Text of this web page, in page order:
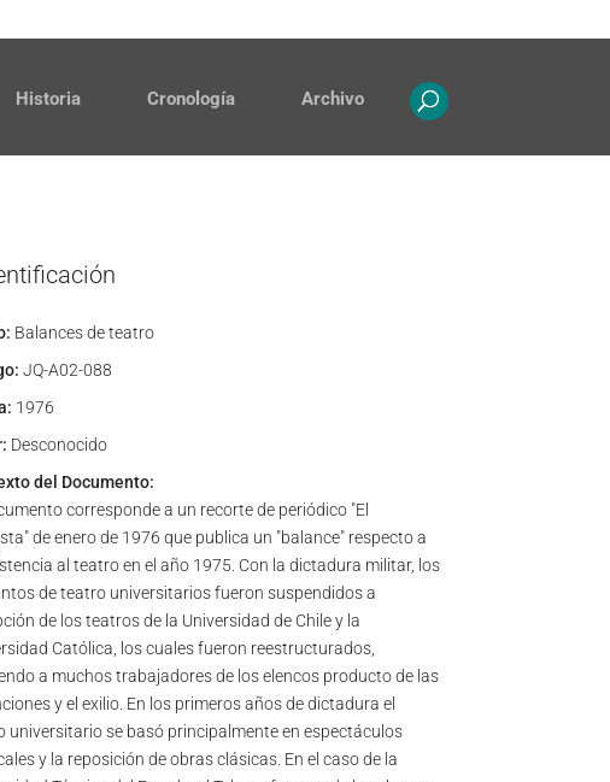
Historia Cronología Archivo
Balances de teatro
JQ-A02-088
1976
Desconocido
del Documento:
corresponde a un recorte de periódico "El
de enero de 1976 que publica un "balance" respecto a
al teatro en el año 1975. Con la dictadura militar, los
de teatro universitarios fueron suspendidos a
de los teatros de la Universidad de Chile y la
Católica, los cuales fueron reestructurados,
a muchos trabajadores de los elencos producto de las
y el exilio. En los primeros años de dictadura el
universitario se basó principalmente en espectáculos
y la reposición de obras clásicas. En el caso de la